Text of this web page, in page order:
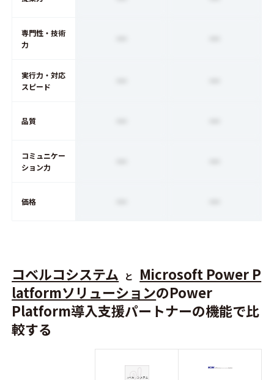
専門性・技術
力
実行力・対応
スピード
品質
コミュニケー
ション力
価格
コベルコシステム と
Microsoft Power P
latformソリューションのPower
Platform導入支援パートナーの機能で比
較する